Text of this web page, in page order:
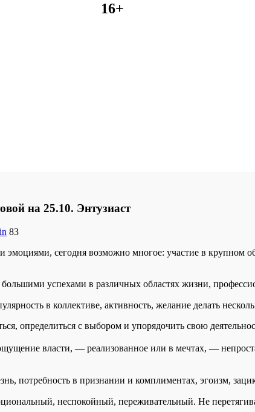
16+
на 25.10. Энтузиаст
83
сегодня возможно многое: участие в крупном
успехами в различных областях жизни,
в коллективе, активность, желание делать
определиться с выбором и упорядочить свою
власти, — реализованное или в мечтах, —
потребность в признании и комплиментах, эгоизм,
неспокойный, переживательный. Не